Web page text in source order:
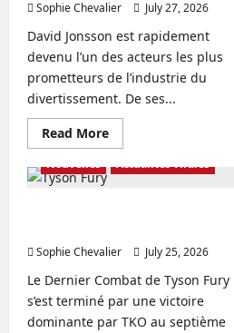
son
et
sa
fortune.
Sophie Chevalier
July 27, 2026
David Jonsson est rapidement
devenu l’un des acteurs les plus
prometteurs de l’industrie du
divertissement. De ses...
Read MoreRead
more
Epouse
la
famille
les
enfants
que
les
Nouvelles Actualités virales
Sophie Chevalier
July 25, 2026
Le Dernier Combat de Tyson Fury
s’est terminé par une victoire
dominante par TKO au septième